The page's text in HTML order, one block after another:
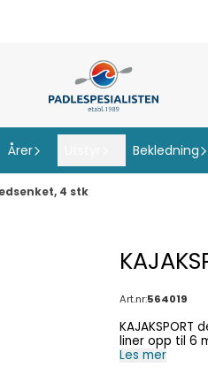
Årer Bekledning
4 stk
Art.nr:564019
Les mer